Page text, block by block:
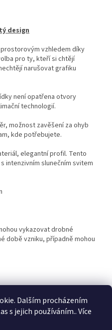
Dalším procházením
s jejich používáním.. Více
design
vzhledem díky
pro ty, kteří si chtějí
narušovat grafiku
není opatřena otvory
technologií.
možnost zavěšení za ohyb
kde potřebujete.
elegantní profil. Tento
intenzivním slunečním svitem
vykazovat drobné
době vzniku, případně mohou
Krowki.cz